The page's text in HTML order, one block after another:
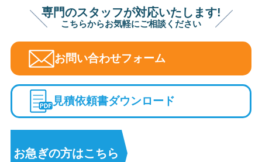
専門のスタッフが対応いたします!
こちらからお気軽にご相談ください
お問い合わせフォーム
見積依頼書ダウンロード
お急ぎの方はこちら